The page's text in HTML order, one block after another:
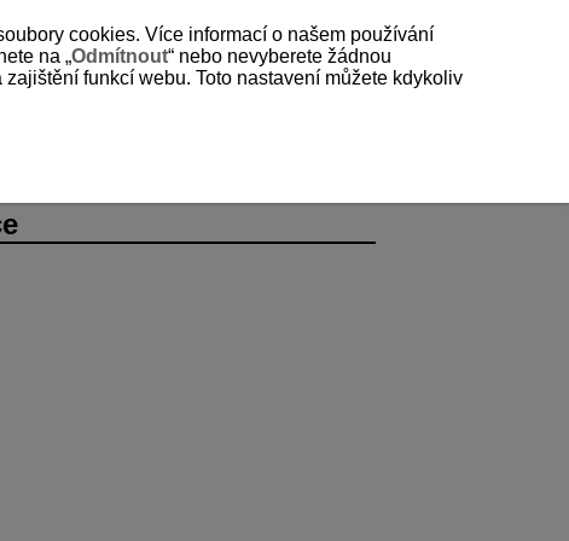
cookies. Více informací o našem používání
na „Odmítnout“ nebo nevyberete žádnou
funkcí webu. Toto nastavení můžete kdykoliv